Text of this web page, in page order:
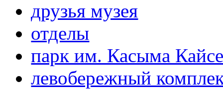
друзья музея
отделы
парк им. Касыма
левобережный